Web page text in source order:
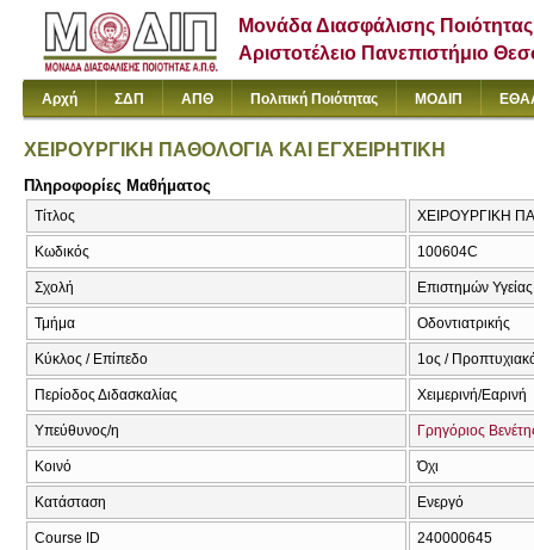
Μονάδα Διασφάλισης Ποιότητας
Αριστοτέλειο Πανεπιστήμιο
Αρχή ΣΔΠ ΑΠΘ Πολιτική Ποιότητας ΜΟΔΙΠ
ΧΕΙΡΟΥΡΓΙΚΗ ΠΑΘΟΛΟΓΙΑ ΚΑΙ ΕΓΧΕΙΡΗΤΙΚΗ
Πληροφορίες Μαθήματος
Τίτλος ΧΕΙΡΟΥΡΓΙΚΗ
Κωδικός 100604C
Σχολή Επιστημών Υγείας
Τμήμα Οδοντιατρικής
Κύκλος / Επίπεδο 1ος /
Περίοδος Διδασκαλίας Χειμερινή/Εαρινή
Υπεύθυνος/η Γρηγόριος
Κοινό Όχι
Κατάσταση Ενεργό
Course ID 240000645